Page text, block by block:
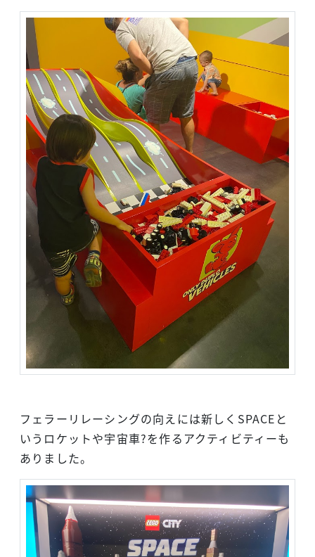
フェラーリレーシングの向えには新しくSPACEと
いうロケットや宇宙車?を作るアクティビティーも
ありました。